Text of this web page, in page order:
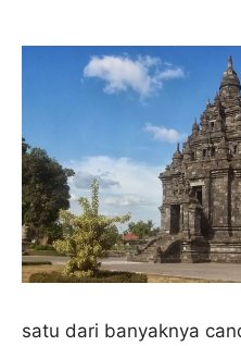
satu dari banyaknya